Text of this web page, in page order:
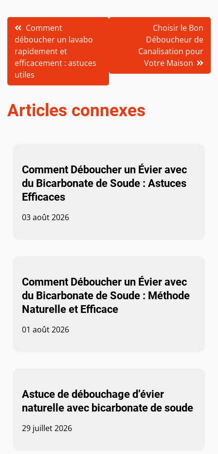
Navigation
de
l’article
Comment
déboucher un lavabo
rapidement et
efficacement : astuces
utiles
Choisir le Bon
Déboucheur de
Canalisation pour
Votre Maison
Articles connexes
Comment Déboucher un Évier avec
du Bicarbonate de Soude : Astuces
Efficaces
03 août 2026
Comment Déboucher un Évier avec
du Bicarbonate de Soude : Méthode
Naturelle et Efficace
01 août 2026
Astuce de débouchage d’évier
naturelle avec bicarbonate de soude
29 juillet 2026